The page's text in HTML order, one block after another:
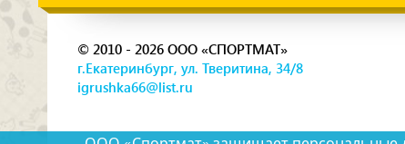
© 2010 - 2026 ООО «СПОРТМАТ»
г.Екатеринбург, ул. Тверитина, 34/8
igrushka66@list.ru